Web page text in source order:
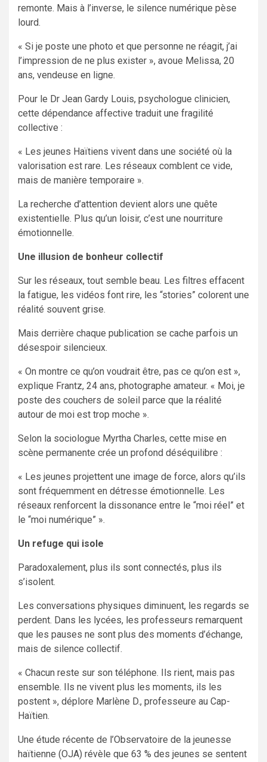
remonte. Mais à l’inverse, le silence numérique pèse
lourd.
« Si je poste une photo et que personne ne réagit, j’ai
l’impression de ne plus exister », avoue Melissa, 20
ans, vendeuse en ligne.
Pour le Dr Jean Gardy Louis, psychologue clinicien,
cette dépendance affective traduit une fragilité
collective :
« Les jeunes Haïtiens vivent dans une société où la
valorisation est rare. Les réseaux comblent ce vide,
mais de manière temporaire ».
La recherche d’attention devient alors une quête
existentielle. Plus qu’un loisir, c’est une nourriture
émotionnelle.
Une illusion de bonheur collectif
Sur les réseaux, tout semble beau. Les filtres effacent
la fatigue, les vidéos font rire, les “stories” colorent une
réalité souvent grise.
Mais derrière chaque publication se cache parfois un
désespoir silencieux.
« On montre ce qu’on voudrait être, pas ce qu’on est »,
explique Frantz, 24 ans, photographe amateur. « Moi, je
poste des couchers de soleil parce que la réalité
autour de moi est trop moche ».
Selon la sociologue Myrtha Charles, cette mise en
scène permanente crée un profond déséquilibre :
« Les jeunes projettent une image de force, alors qu’ils
sont fréquemment en détresse émotionnelle. Les
réseaux renforcent la dissonance entre le “moi réel” et
le “moi numérique” ».
Un refuge qui isole
Paradoxalement, plus ils sont connectés, plus ils
s’isolent.
Les conversations physiques diminuent, les regards se
perdent. Dans les lycées, les professeurs remarquent
que les pauses ne sont plus des moments d’échange,
mais de silence collectif.
« Chacun reste sur son téléphone. Ils rient, mais pas
ensemble. Ils ne vivent plus les moments, ils les
postent », déplore Marlène D., professeure au Cap-
Haïtien.
Une étude récente de l’Observatoire de la jeunesse
haïtienne (OJA) révèle que 63 % des jeunes se sentent